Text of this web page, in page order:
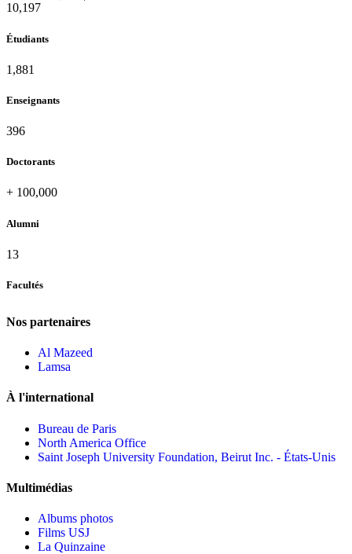
10,815
Étudiants
1,995
Enseignants
420
Doctorants
+ 100,000
Alumni
13
Facultés
Nos partenaires
Al Mazeed
Lamsa
À l'international
Bureau de Paris
North America Office
Saint Joseph University Foundation, Beirut Inc. - États-Unis
Multimédias
Albums photos
Films USJ
La Quinzaine